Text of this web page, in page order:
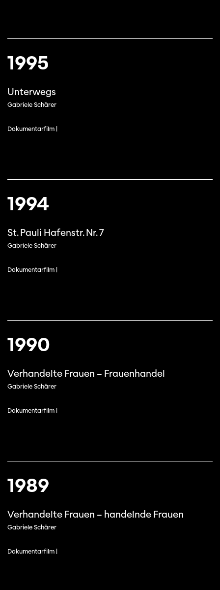
optimale avec Internet Explorer. Veuillez
1995
Unterwegs
Gabriele Schärer
Dokumentarfilm |
1994
St. Pauli Hafenstr. Nr. 7
Gabriele Schärer
Dokumentarfilm |
1990
Verhandelte Frauen – Frauenhandel
Gabriele Schärer
Dokumentarfilm |
1989
Verhandelte Frauen – handelnde Frauen
Gabriele Schärer
Dokumentarfilm |